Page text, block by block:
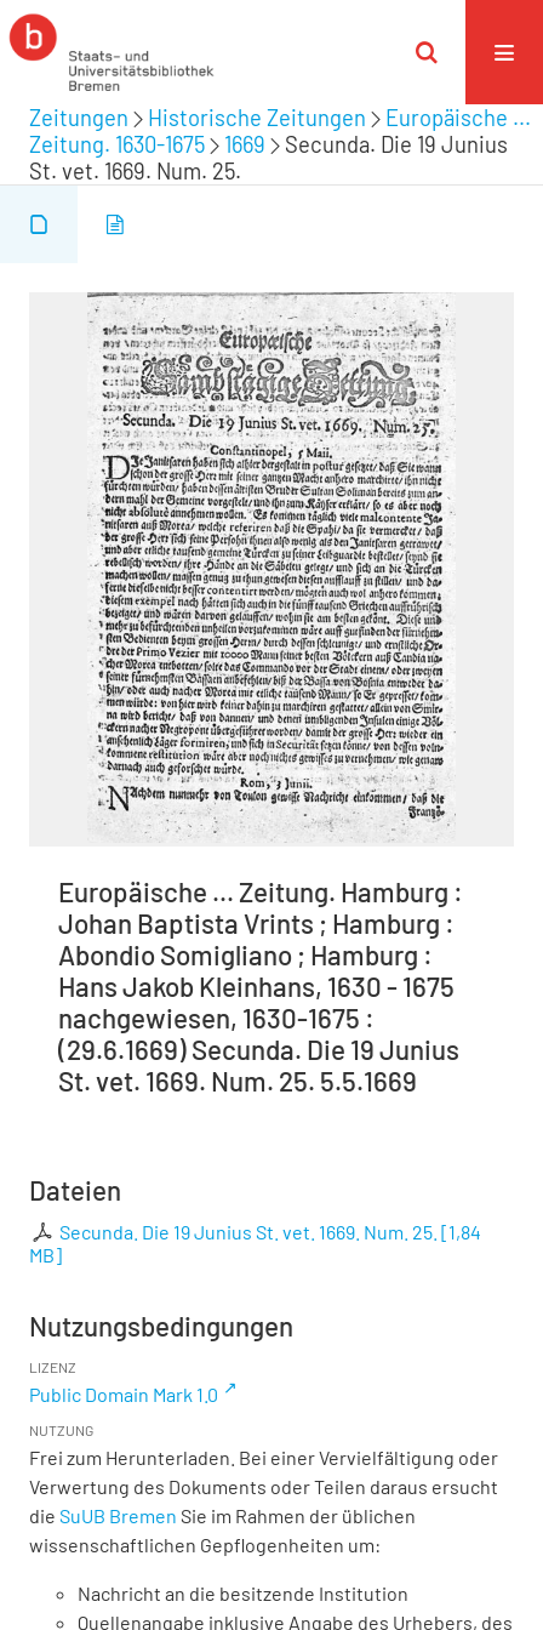
Zeitungen Historische Zeitungen
Europäische ...
Zeitung. 1630-1675
1669
Secunda. Die 19 Junius
St. vet. 1669. Num. 25.
Europäische ... Zeitung. Hamburg :
Johan Baptista Vrints ; Hamburg :
Abondio Somigliano ; Hamburg :
Hans Jakob Kleinhans, 1630 - 1675
nachgewiesen, 1630-1675 :
(29.6.1669) Secunda. Die 19 Junius
St. vet. 1669. Num. 25. 5.5.1669
Dateien
Secunda. Die 19 Junius St. vet. 1669. Num. 25. [1,84
MB]
Nutzungsbedingungen
LIZENZ
Public Domain Mark 1.0
NUTZUNG
Frei zum Herunterladen. Bei einer Vervielfältigung oder
Verwertung des Dokuments oder Teilen daraus ersucht
die SuUB Bremen Sie im Rahmen der üblichen
wissenschaftlichen Gepflogenheiten um:
Nachricht an die besitzende Institution
Quellenangabe inklusive Angabe des Urhebers, des